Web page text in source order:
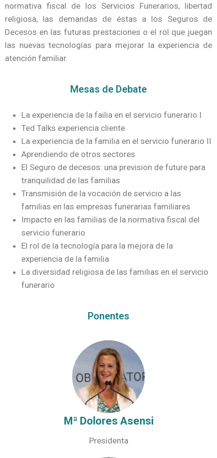
normativa fiscal de los Servicios Funerarios, libertad
religiosa, las demandas de éstas a los Seguros de
Decesos en las futuras prestaciones o el rol que juegan
las nuevas tecnologías para mejorar la experiencia de
atención familiar.
Mesas de Debate
La experiencia de la failia en el servicio funerario I
Ted Talks experiencia cliente
La experiencia de la familia en el servicio funerario II
Aprendiendo de otros sectores
El Seguro de decesos: una prevision de future para
tranquilidad de las familias
Transmisión de la vocación de servicio a las
familias en las empresas funerarias familiares
Impacto en las familias de la normativa fiscal del
servicio funerario
El rol de la tecnología para la mejora de la
experiencia de la familia
La diversidad religiosa de las familias en el servicio
funerario
Ponentes
Mª Dolores Asensi
Presidenta